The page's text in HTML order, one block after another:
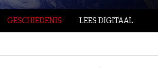
GESCHIEDENIS LEES DIGITAAL